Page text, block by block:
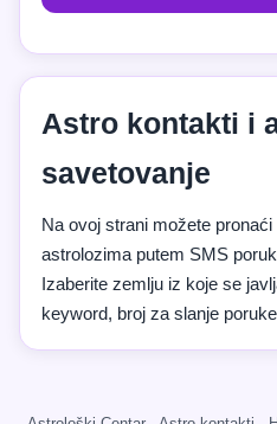
Astro kontakti i
savetovanje
Na ovoj strani možete
astrolozima putem SMS
Izaberite zemlju iz koje se
keyword, broj za slanje